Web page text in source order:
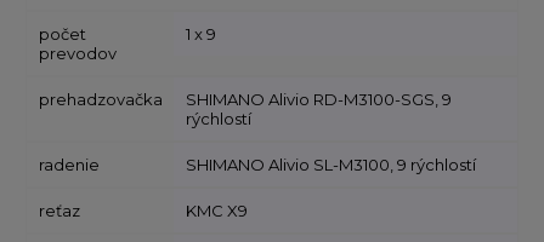
počet
prevodov
1 x 9
prehadzovačka
SHIMANO Alivio RD-M3100-SGS, 9
rýchlostí
radenie SHIMANO Alivio SL-M3100, 9 rýchlostí
reťaz KMC X9